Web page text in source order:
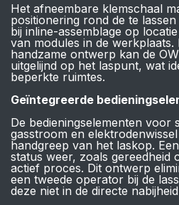
Het afneembare klemschaal
positionering rond de te
bij inline-assemblage op
van modules in de
handzame ontwerp kan de
uitgelijnd op het laspunt, wat
beperkte ruimtes.
Geïntegreerde
De bedieningselementen voor
gasstroom en
handgreep van het laskop.
status weer, zoals gereedheid
actief proces. Dit ontwerp
een tweede operator bij de
deze niet in de directe